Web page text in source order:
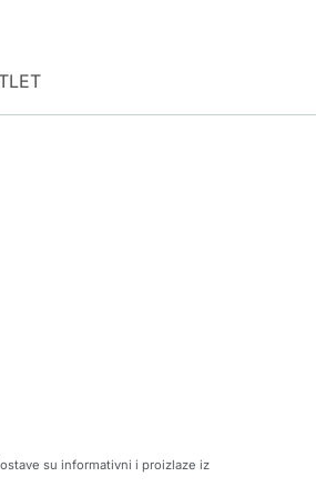
su informativni i proizlaze iz